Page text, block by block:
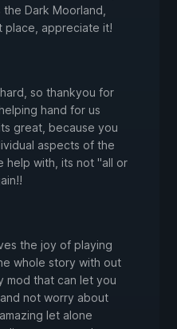
Dark Moorland,
place, appreciate it!
so thankyou for
hand for us
great, because you
aspects of the
help with, its not "all or
the joy of playing
whole story with out
mod that can let you
not worry about
let alone